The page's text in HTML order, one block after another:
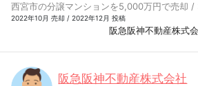
西宮市の分譲マンションを5,000万円で売却 /
2022年10月 売却 / 2022年12月 投稿
阪急阪神不動産株式
阪急阪神不動産株式会社